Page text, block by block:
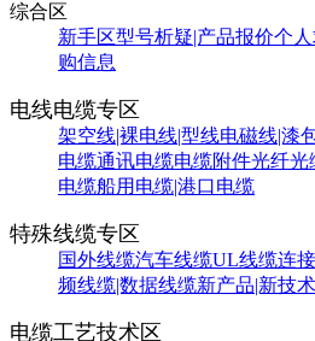
综合区
新手区型号析疑|产品报价个
购信息
电线电缆专区
架空线|裸电线|型线电磁线|漆
电缆通讯电缆电缆附件光纤光
电缆船用电缆|港口电缆
特殊线缆专区
国外线缆汽车线缆UL线缆连
频线缆|数据线缆新产品|新技术
电缆工艺技术区